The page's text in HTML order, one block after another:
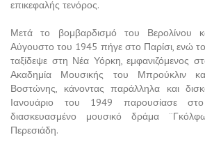
επικεφαλής τενόρος.
Μετά το βομβαρδισμό του Βερολίνου
Αύγουστο του 1945 πήγε στο Παρίσι, ενώ
ταξίδεψε στη Νέα Υόρκη, εμφανιζόμενος
Ακαδημία Μουσικής του Μπρούκλιν
Βοστώνης, κάνοντας παράλληλα και
Ιανουάριο του 1949 παρουσίασε
διασκευασμένο μουσικό δράμα
Περεσιάδη.